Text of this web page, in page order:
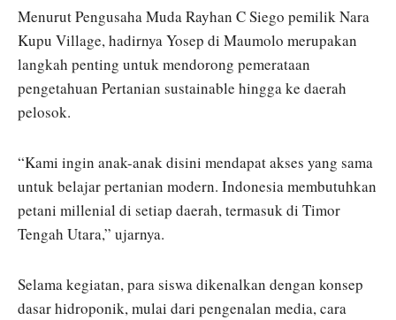
Menurut Pengusaha Muda Rayhan C Siego pemilik Nara
Kupu Village, hadirnya Yosep di Maumolo merupakan
langkah penting untuk mendorong pemerataan
pengetahuan Pertanian sustainable hingga ke daerah
pelosok.
“Kami ingin anak-anak disini mendapat akses yang sama
untuk belajar pertanian modern. Indonesia membutuhkan
petani millenial di setiap daerah, termasuk di Timor
Tengah Utara,” ujarnya.
Selama kegiatan, para siswa dikenalkan dengan konsep
dasar hidroponik, mulai dari pengenalan media, cara